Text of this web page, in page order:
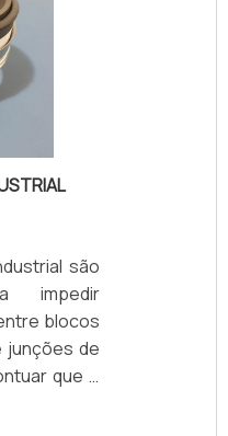
feita para
do ar
vapor no
de saída,
são
impedir
blocos
junções de
que é
de
esse tipo